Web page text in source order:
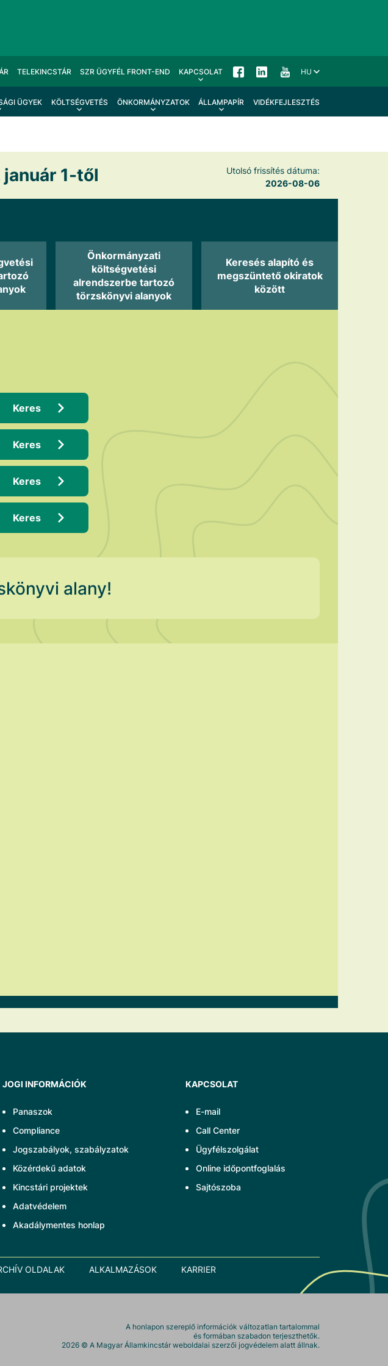
TELEKINCSTÁR SZR ÜGYFÉL FRONT-END KAPCSOLAT HU
ÜGYEK KÖLTSÉGVETÉS ÖNKORMÁNYZATOK ÁLLAMPAPÍR VIDÉKFEJLESZTÉS
1-től
Utolsó frissítés dátuma:
2026-08-06
Keres
Keres
Keres
Keres
alany!
Önkormányzati
költségvetési
alrendszerbe tartozó
törzskönyvi alanyok
Keresés alapító és
megszüntető okiratok
között
JOGI INFORMÁCIÓK
Panaszok
Compliance
Jogszabályok, szabályzatok
Közérdekű adatok
Kincstári projektek
Adatvédelem
Akadálymentes honlap
KAPCSOLAT
E-mail
Call Center
Ügyfélszolgálat
Online időpontfoglalás
Sajtószoba
OLDALAK ALKALMAZÁSOK KARRIER
A honlapon szereplő információk változatlan tartalommal
és formában szabadon terjeszthetők.
2026 © A Magyar Államkincstár weboldalai szerzői jogvédelem alatt állnak.